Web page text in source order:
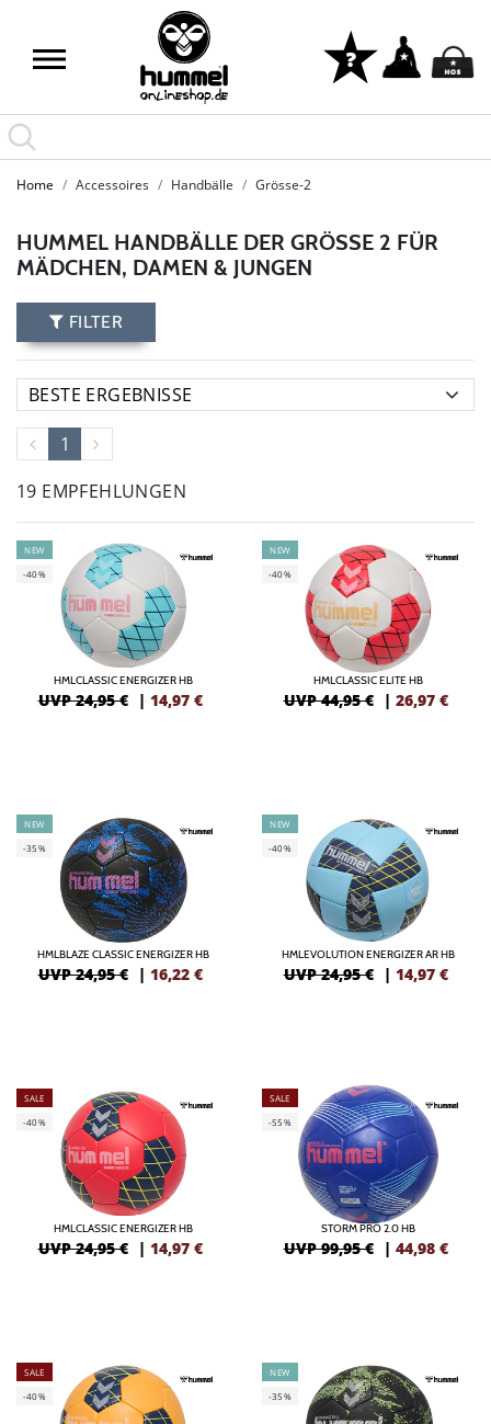
Home Accessoires Handbälle Grösse-2
HUMMEL HANDBÄLLE DER GRÖSSE 2 FÜR M
ÄDCHEN, DAMEN & JUNGEN
FILTER
1
19 EMPFEHLUNGEN
NEW
-40%
HMLCLASSIC ENERGIZER HB
UVP 24,95 € | 14,97 €
NEW
-40%
HMLCLASSIC ELITE HB
UVP 44,95 € | 26,97 €
NEW
-35%
HMLBLAZE CLASSIC ENERGIZER HB
UVP 24,95 € | 16,22 €
NEW
-40%
HMLEVOLUTION ENERGIZER AR HB
UVP 24,95 € | 14,97 €
SALE
-40%
HMLCLASSIC ENERGIZER HB
UVP 24,95 € | 14,97 €
SALE
-55%
STORM PRO 2.0 HB
UVP 99,95 € | 44,98 €
SALE
-40%
NEW
-35%